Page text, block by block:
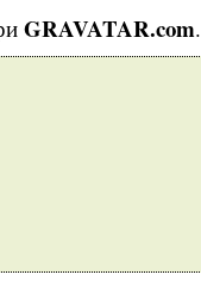
GRAVATAR.com.